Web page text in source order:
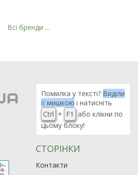
Всі бренди ...
Помилка у тексті? Виділи
її мишкою і натисніть
Ctrl + F1
або клікни по
цьому блоку!
СТОРІНКИ
Контакти